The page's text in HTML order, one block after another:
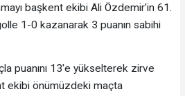
başkent ekibi Ali Özdemir'in 61.
1-0 kazanarak 3 puanın sabihi
puanını 13'e yükselterek zirve
ekibi önümüzdeki maçta